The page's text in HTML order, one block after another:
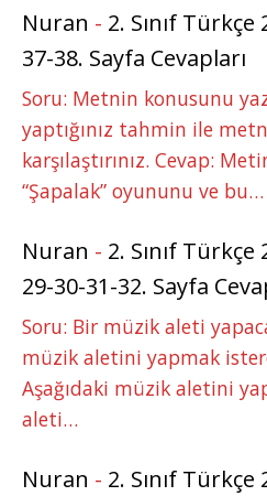
Nuran - 2. Sınıf
37-38. Sayfa Cevapları
Soru: Metnin konusunu
yaptığınız tahmin ile
karşılaştırınız. Cevap:
“Şapalak” oyununu ve bu…
Nuran - 2. Sınıf
29-30-31-32. Sayfa
Soru: Bir müzik aleti
müzik aletini yapmak
Aşağıdaki müzik aletini
aleti…
Nuran - 2. Sınıf